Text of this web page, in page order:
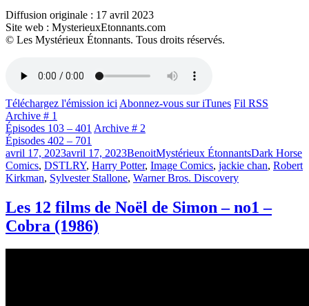
Diffusion originale : 17 avril 2023
Site web : MysterieuxEtonnants.com
© Les Mystérieux Étonnants. Tous droits réservés.
Téléchargez l'émission ici Abonnez-vous sur iTunes Fil RSS
Archive # 1
Épisodes 103 – 401 Archive # 2
Épisodes 402 – 701
Publié
le
avril 17, 2023avril 17, 2023BenoitCatégories
Mystérieux ÉtonnantsÉtiquettes
Dark Horse
Comics, DSTLRY, Harry Potter, Image Comics, jackie chan, Robert
Kirkman, Sylvester Stallone, Warner Bros. Discovery
Les 12 films de Noël de Simon – no1 –
Cobra (1986)